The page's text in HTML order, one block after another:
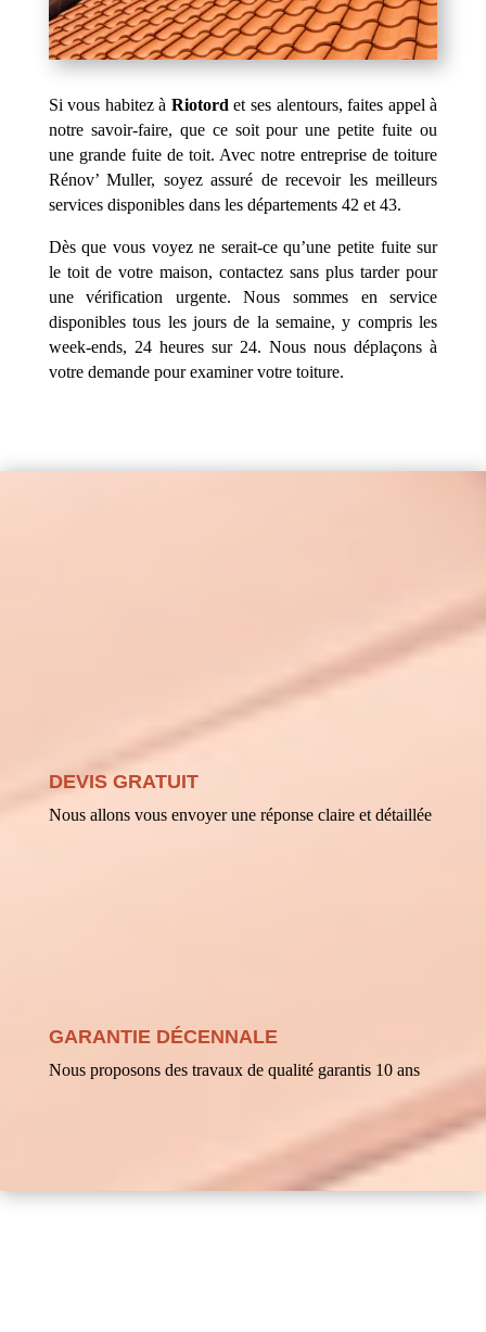
Si vous habitez à Riotord et ses alentours, faites appel à
notre savoir-faire, que ce soit pour une petite fuite ou
une grande fuite de toit. Avec notre entreprise de toiture
Rénov’ Muller, soyez assuré de recevoir les meilleurs
services disponibles dans les départements 42 et 43.
Dès que vous voyez ne serait-ce qu’une petite fuite sur
le toit de votre maison, contactez sans plus tarder pour
une vérification urgente. Nous sommes en service
disponibles tous les jours de la semaine, y compris les
week-ends, 24 heures sur 24. Nous nous déplaçons à
votre demande pour examiner votre toiture.
DEVIS GRATUIT
Nous allons vous envoyer une réponse claire et détaillée
GARANTIE DÉCENNALE
Nous proposons des travaux de qualité garantis 10 ans